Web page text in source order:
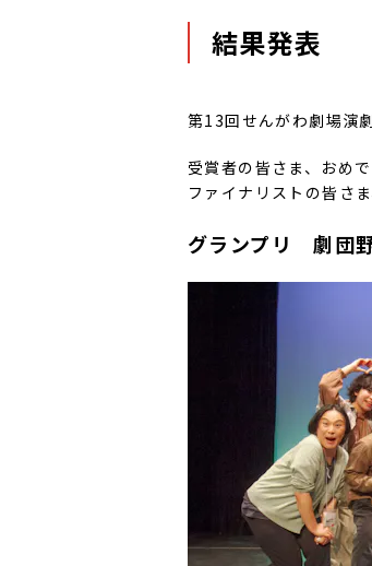
結果発表
第13回せんがわ劇場演
受賞者の皆さま、おめ
ファイナリストの皆さ
グランプリ 劇団